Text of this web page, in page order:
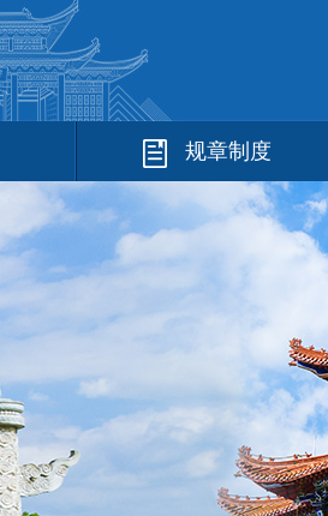
规章制度